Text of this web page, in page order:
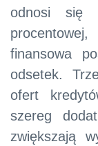
odnosi się
finansowa
odsetek.
ofert
szereg
zwiększają